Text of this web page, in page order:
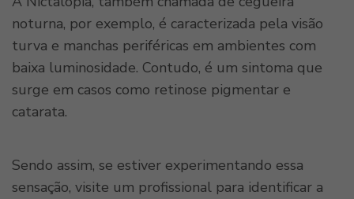
noturna, por exemplo, é caracterizada pela visão
turva e manchas periféricas em ambientes com
baixa luminosidade. Contudo, é um sintoma que
surge em casos como retinose pigmentar e
catarata.
Sendo assim, se estiver experimentando essa
sensação, visite um profissional para identificar a